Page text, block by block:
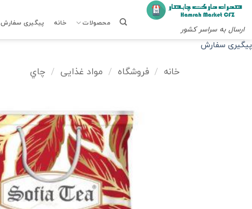
Skip
content
ارسال به سراسر کشور
محصولات خانه پیگیری سفارش
پیگیری سفارش
خانه / فروشگاه / مواد غذایی / چاي